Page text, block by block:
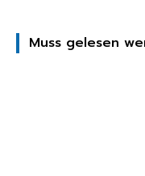
Muss gelesen